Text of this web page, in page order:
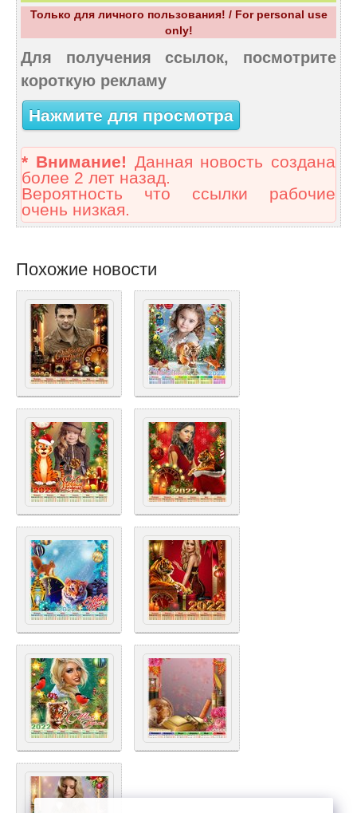
Только для личного пользования! / For personal use
only!
Для получения ссылок, посмотрите
короткую рекламу
Нажмите для просмотра
* Внимание! Данная новость создана
более 2 лет назад.
Вероятность что ссылки рабочие
очень низкая.
Похожие новости